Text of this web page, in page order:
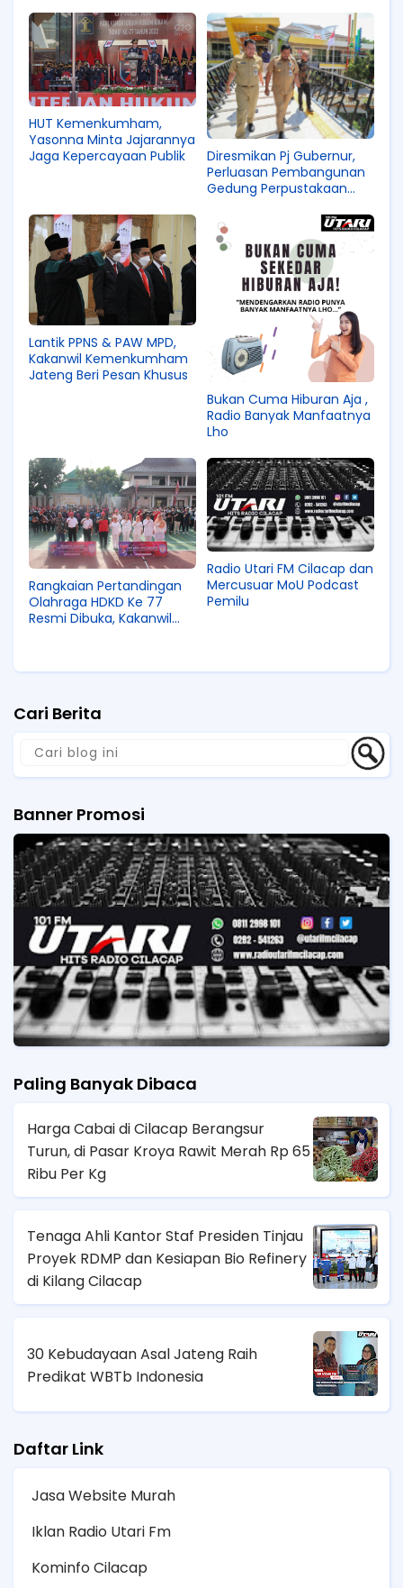
HUT Kemenkumham,
Yasonna Minta Jajarannya
Jaga Kepercayaan Publik
Diresmikan Pj Gubernur,
Perluasan Pembangunan
Gedung Perpustakaan
Pengunjung
Lantik PPNS & PAW MPD,
Kakanwil Kemenkumham
Jateng Beri Pesan Khusus
Bukan Cuma Hiburan Aja ,
Radio Banyak Manfaatnya
Lho
Rangkaian Pertandingan
Olahraga HDKD Ke 77
Resmi Dibuka, Kakanwil
Radio Utari FM Cilacap dan
Mercusuar MoU Podcast
Pemilu
Cari Berita
Banner Promosi
Paling Banyak Dibaca
Harga Cabai di Cilacap Berangsur
Turun, di Pasar Kroya Rawit Merah Rp 65
Ribu Per Kg
Tenaga Ahli Kantor Staf Presiden Tinjau
Proyek RDMP dan Kesiapan Bio Refinery
di Kilang Cilacap
30 Kebudayaan Asal Jateng Raih
Predikat WBTb Indonesia
Daftar Link
Jasa Website Murah
Iklan Radio Utari Fm
Kominfo Cilacap